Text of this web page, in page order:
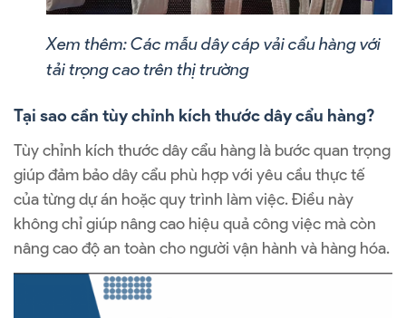
Xem thêm:Các mẫu dây cáp vải cẩu hàng với
tải trọng cao trên thị trường
Tại sao cần tùy chỉnh kích thước dây cẩu hàng?
Tùy chỉnh kích thước dây cẩu hàng là bước quan trọng
giúp đảm bảo dây cẩu phù hợp với yêu cầu thực tế
của từng dự án hoặc quy trình làm việc. Điều này
không chỉ giúp nâng cao hiệu quả công việc mà còn
nâng cao độ an toàn cho người vận hành và hàng hóa.